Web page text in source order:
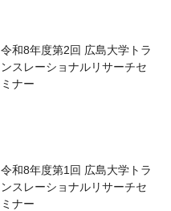
令和8年度第2回 広島大学トラ
ンスレーショナルリサーチセ
ミナー
令和8年度第1回 広島大学トラ
ンスレーショナルリサーチセ
ミナー